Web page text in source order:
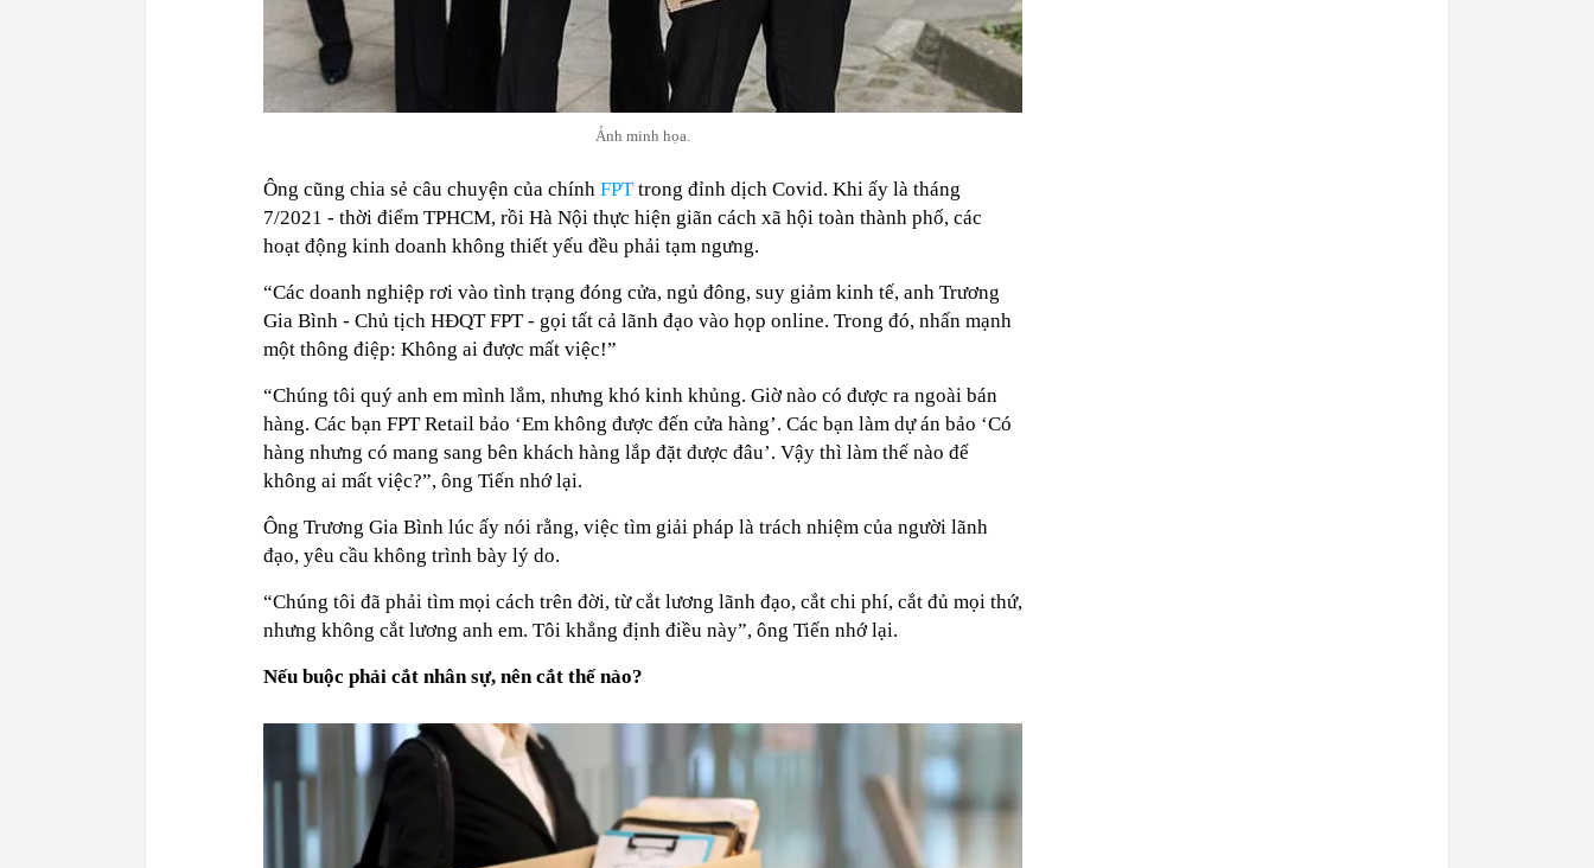
Ảnh minh họa.
Ông cũng chia sẻ câu chuyện của chính FPTtrong đỉnh dịch Covid. Khi ấy là tháng
7/2021 - thời điểm TPHCM, rồi Hà Nội thực hiện giãn cách xã hội toàn thành phố, các
hoạt động kinh doanh không thiết yếu đều phải tạm ngưng.
“Các doanh nghiệp rơi vào tình trạng đóng cửa, ngủ đông, suy giảm kinh tế, anh Trương
Gia Bình - Chủ tịch HĐQT FPT - gọi tất cả lãnh đạo vào họp online. Trong đó, nhấn mạnh
một thông điệp: Không ai được mất việc!”
“Chúng tôi quý anh em mình lắm, nhưng khó kinh khủng. Giờ nào có được ra ngoài bán
hàng. Các bạn FPT Retail bảo ‘Em không được đến cửa hàng’. Các bạn làm dự án bảo ‘Có
hàng nhưng có mang sang bên khách hàng lắp đặt được đâu’. Vậy thì làm thế nào để
không ai mất việc?”, ông Tiến nhớ lại.
Ông Trương Gia Bình lúc ấy nói rằng, việc tìm giải pháp là trách nhiệm của người lãnh
đạo, yêu cầu không trình bày lý do.
“Chúng tôi đã phải tìm mọi cách trên đời, từ cắt lương lãnh đạo, cắt chi phí, cắt đủ mọi thứ,
nhưng không cắt lương anh em. Tôi khẳng định điều này”, ông Tiến nhớ lại.
Nếu buộc phải cắt nhân sự, nên cắt thế nào?